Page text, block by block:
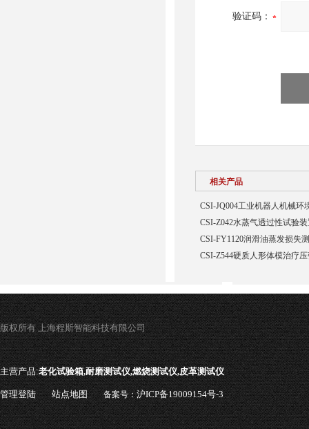
验证码：
相关产品
CSI-JQ004工业机器人机械
CSI-Z042水蒸气透过性试验
CSI-FY1120润滑油蒸发损失
CSI-Z544硬质人形体模治疗
版权所有 上海程斯智能科技有限公司
主营产品:老化试验箱,耐磨测试仪,燃烧测试仪,皮革测试仪
管理登陆 站点地图 备案号：沪ICP备19009154号-3